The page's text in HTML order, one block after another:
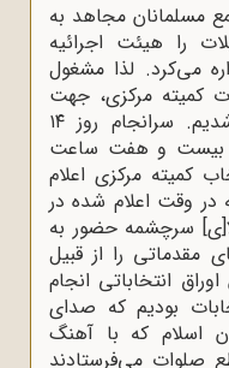
مسلمانان مجاهد به
را هیئت اجرائیه
می‌کرد. لذا مشغول
کمیته مرکزی، جهت
مجمع مسلمانان مجاهد شدیم. سرانجام روز ۱۴
بیست و هفت ساعت
کمیته مرکزی اعلام
در وقت اعلام شده در
سرچشمه حضور به
مقدماتی را از قبیل
انتخاباتی انجام
بودیم که صدای
اسلام که با آهنگ
صلوات می‌فرستادند